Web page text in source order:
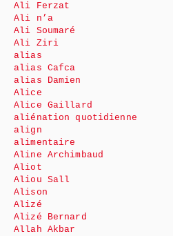
Ali Ferzat
Ali n’a
Ali Soumaré
Ali Ziri
alias
alias Cafca
alias Damien
Alice
Alice Gaillard
aliénation quotidienne
align
alimentaire
Aline Archimbaud
Aliot
Aliou Sall
Alison
Alizé
Alizé Bernard
Allah Akbar